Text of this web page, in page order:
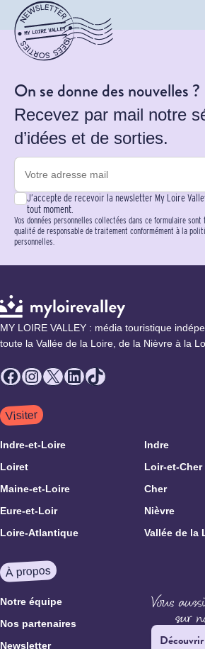
On se donne des nouvelles ?
Recevez par mail notre
d’idées et de sorties.
J’accepte de recevoir la newsletter My Loire
tout moment.
Vos données personnelles collectées dans ce formulaire
qualité de responsable de traitement conformément à la
personnelles.
MY LOIRE VALLEY : média touristique
toute la Vallée de la Loire, de la Nièvre à la
Facebook
Instagram
X LinkedIn
TikTok
Visiter
Indre-et-Loire
Indre
Loiret
Loir-et-Cher
Maine-et-Loire
Cher
Eure-et-Loir
Nièvre
Loire-Atlantique
Vallée de la
À propos
Notre équipe
Nos partenaires
Newsletter